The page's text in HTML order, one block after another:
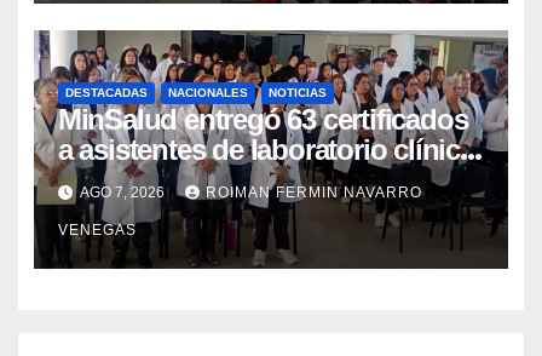
DESTACADAS NACIONALES NOTICIAS
MinSalud entregó 63 certificados
a asistentes de laboratorio clínico
para garantizar respaldo legal y
profesional
AGO 7, 2026 ROIMAN FERMIN NAVARRO
VENEGAS